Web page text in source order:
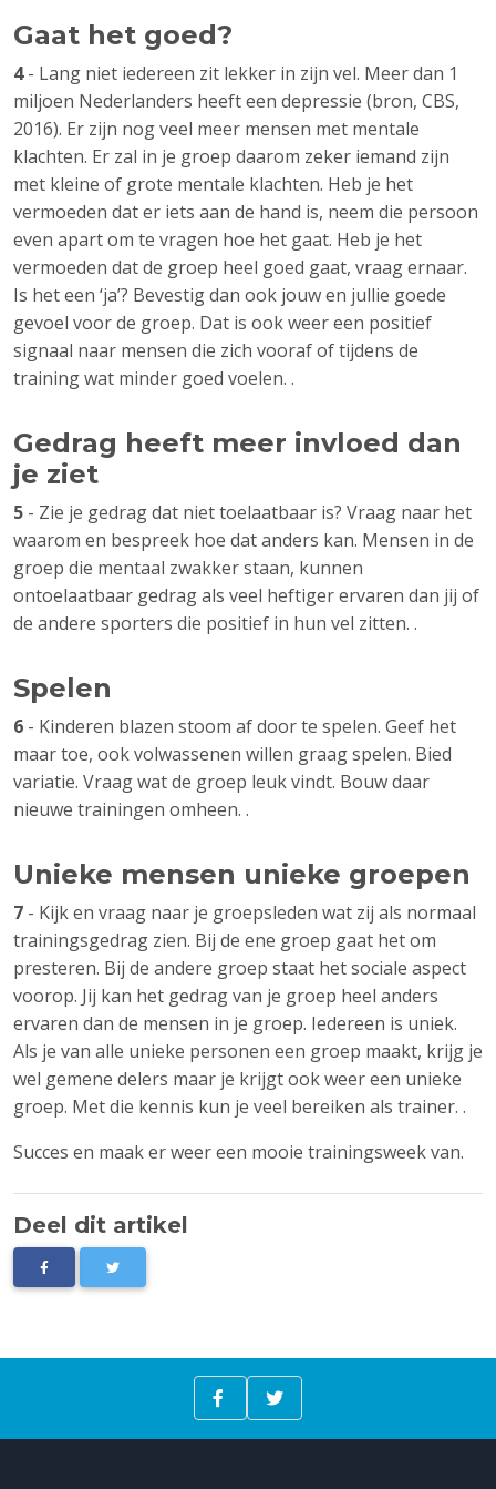
Gaat het goed?
4- Lang niet iedereen zit lekker in zijn vel. Meer dan 1
miljoen Nederlanders heeft een depressie (bron, CBS,
2016). Er zijn nog veel meer mensen met mentale
klachten. Er zal in je groep daarom zeker iemand zijn
met kleine of grote mentale klachten. Heb je het
vermoeden dat er iets aan de hand is, neem die persoon
even apart om te vragen hoe het gaat. Heb je het
vermoeden dat de groep heel goed gaat, vraag ernaar.
Is het een ‘ja’? Bevestig dan ook jouw en jullie goede
gevoel voor de groep. Dat is ook weer een positief
signaal naar mensen die zich vooraf of tijdens de
training wat minder goed voelen. .
Gedrag heeft meer invloed dan
je ziet
5 - Zie je gedrag dat niet toelaatbaar is? Vraag naar het
waarom en bespreek hoe dat anders kan. Mensen in de
groep die mentaal zwakker staan, kunnen
ontoelaatbaar gedrag als veel heftiger ervaren dan jij of
de andere sporters die positief in hun vel zitten. .
Spelen
6 - Kinderen blazen stoom af door te spelen. Geef het
maar toe, ook volwassenen willen graag spelen. Bied
variatie. Vraag wat de groep leuk vindt. Bouw daar
nieuwe trainingen omheen. .
Unieke mensen unieke groepen
7 - Kijk en vraag naar je groepsleden wat zij als normaal
trainingsgedrag zien. Bij de ene groep gaat het om
presteren. Bij de andere groep staat het sociale aspect
voorop. Jij kan het gedrag van je groep heel anders
ervaren dan de mensen in je groep. Iedereen is uniek.
Als je van alle unieke personen een groep maakt, krijg je
wel gemene delers maar je krijgt ook weer een unieke
groep. Met die kennis kun je veel bereiken als trainer. .
Succes en maak er weer een mooie trainingsweek van.
Deel dit artikel